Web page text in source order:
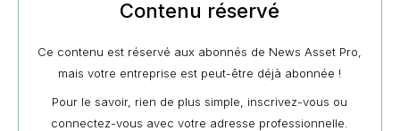
Contenu réservé
Ce contenu est réservé aux abonnés de News Asset Pro,
mais votre entreprise est peut-être déjà abonnée !
Pour le savoir, rien de plus simple, inscrivez-vous ou
connectez-vous avec votre adresse professionnelle.